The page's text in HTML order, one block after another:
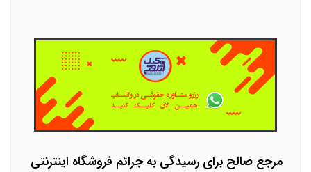
مرجع صالح برای رسیدگی به جرائم فروشگاه اینترنتی